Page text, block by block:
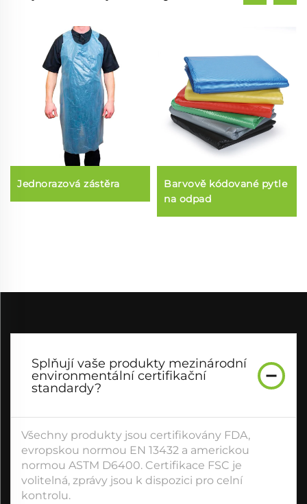
Jednorazová zástěra
Barvově kódované pytle
na odpad
Splňují vaše produkty mezinárodní
environmentální certifikační
standardy?
Všechny produkty jsou certifikovány FDA,
evropskou normou EN 13432 a americkou
normou ASTM D6400. Certifikace FSC je
volitelná, zprávy jsou k dispozici pro celní
kontrolu.